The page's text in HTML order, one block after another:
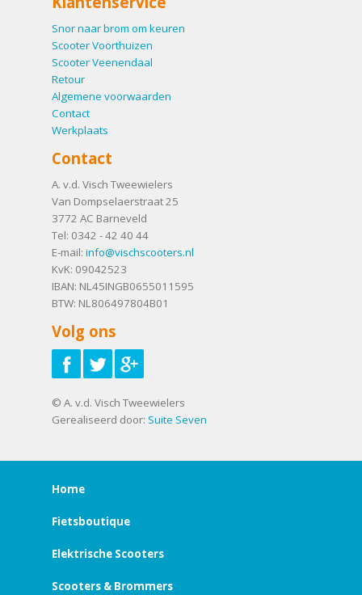
Snor naar brom om keuren
Scooter Voorthuizen
Scooter Veenendaal
Retour
Algemene voorwaarden
Contact
Werkplaats
Contact
A. v.d. Visch Tweewielers
Van Dompselaerstraat 25
3772 AC Barneveld
Tel: 0342 - 42 40 44
E-mail: info@vischscooters.nl
KvK: 09042523
IBAN: NL45INGB0655011595
BTW: NL806497804B01
Volg ons
© A. v.d. Visch Tweewielers
Gerealiseerd door: Suite Seven
Home
Fietsboutique
Elektrische Scooters
Scooters & Brommers